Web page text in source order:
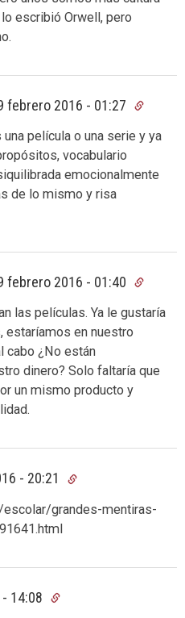
escribió Orwell, pero
febrero 2016 - 01:27
película o una serie y ya
vocabulario
emocionalmente
de lo mismo y risa
febrero 2016 - 01:40
las películas. Ya le gustaría
estaríamos en nuestro
cabo ¿No están
dinero? Solo faltaría que
un mismo producto y
- 20:21
grandes-mentiras-
14:08